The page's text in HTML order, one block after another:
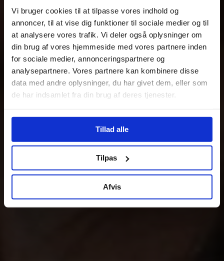
Vi bruger cookies til at tilpasse vores indhold og
annoncer, til at vise dig funktioner til sociale medier og til
at analysere vores trafik. Vi deler også oplysninger om
din brug af vores hjemmeside med vores partnere inden
for sociale medier, annonceringspartnere og
analysepartnere. Vores partnere kan kombinere disse
data med andre oplysninger, du har givet dem, eller som
de har indsamlet fra din brug af deres tjenester.
Tillad alle
Tilpas
Afvis